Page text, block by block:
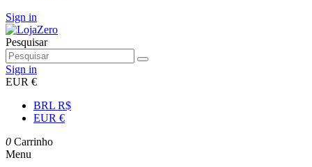
Sign in
Pesquisar
Sign in
EUR €
BRL R$
EUR €
0 Carrinho
Menu